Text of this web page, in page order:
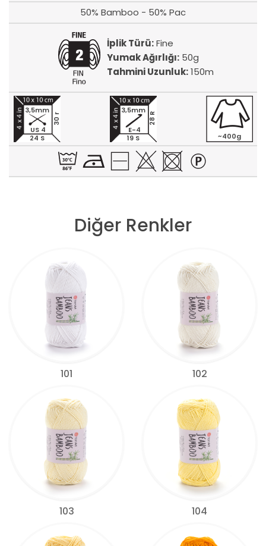
50% Bamboo - 50% Pac
İplik Türü:Fine
Yumak Ağırlığı: 50g
Tahmini Uzunluk:150m
24 S
30 r
3,5mm
US 4
19 S
28 R
3,5mm
E-4
~400g
Diğer Renkler
101 102
103 104